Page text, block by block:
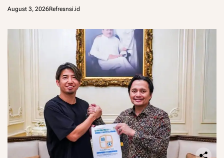
August 3, 2026Refresnsi.id